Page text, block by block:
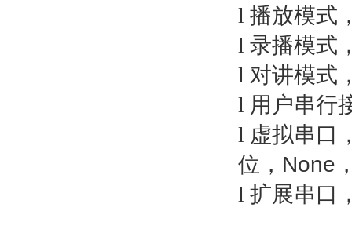
l 播放模式
l 录播模式
l 对讲模式
l 用户串行
l 虚拟串口
位， None
l 扩展串口